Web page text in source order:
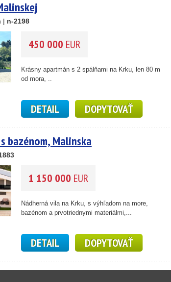
| n-2198
450 000 EUR
Krásny apartmán s 2 spálňami na Krku, len 80 m
od mora, ..
DETAIL DOPYTOVAŤ
bazénom, Malinska
1 150 000 EUR
Nádherná vila na Krku, s výhľadom na more,
bazénom a prvotriednymi materiálmi,...
DETAIL DOPYTOVAŤ